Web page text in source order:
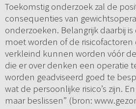
Toekomstig onderzoek zal de
consequenties van
onderzoeken. Belangrijk daarbij
moet worden of de
verkleind kunnen worden vóór
die er over denken een operatie
worden geadviseerd goed te
wat de persoonlijke risico’s zijn.
maar beslissen” (bron: